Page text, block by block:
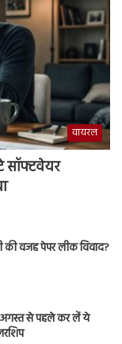
वायरल
सॉफ्टवेयर
की वजह पेपर लीक विवाद?
अगस्त से पहले कर लें ये